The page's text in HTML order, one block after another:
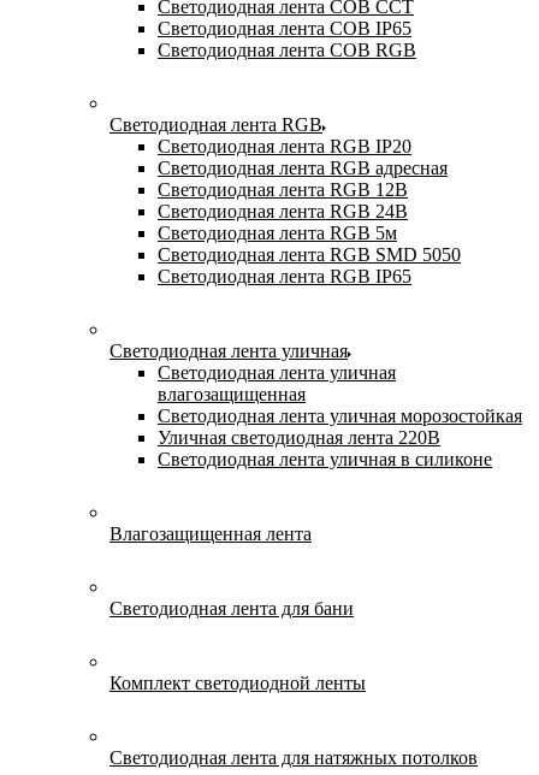
Светодиодная лента COB CCT
Светодиодная лента COB IP65
Светодиодная лента COB RGB
Светодиодная лента RGB
Светодиодная лента RGB IP20
Светодиодная лента RGB адресная
Светодиодная лента RGB 12В
Светодиодная лента RGB 24В
Светодиодная лента RGB 5м
Светодиодная лента RGB SMD 5050
Светодиодная лента RGB IP65
Светодиодная лента уличная
Светодиодная лента уличная
влагозащищенная
Светодиодная лента уличная морозостойкая
Уличная светодиодная лента 220В
Светодиодная лента уличная в силиконе
Влагозащищенная лента
Светодиодная лента для бани
Комплект светодиодной ленты
Светодиодная лента для натяжных потолков